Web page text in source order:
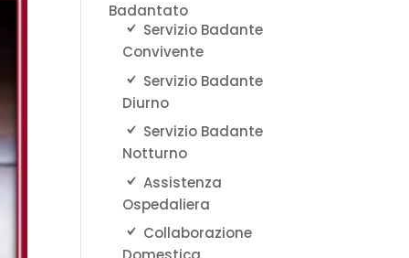
Badantato
Servizio Badante
Convivente
Servizio Badante
Diurno
Servizio Badante
Notturno
Assistenza
Ospedaliera
Collaborazione